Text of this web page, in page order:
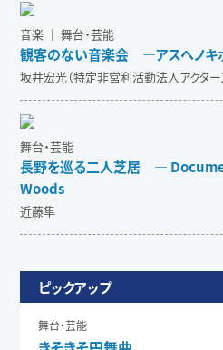
音楽 ｜ 舞台・芸能
観客のない音楽会 ―アスヘノ
坂井宏光（特定非営利活動法人アクター
舞台・芸能
長野を巡る二人芝居 ―
Woods
近藤隼
ピックアップ
舞台・芸能